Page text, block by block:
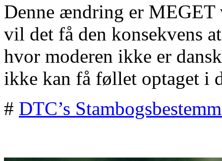
Denne ændring er
vil det få den konsekvens
hvor moderen ikke er
ikke kan få føllet optaget i
# DTC’s